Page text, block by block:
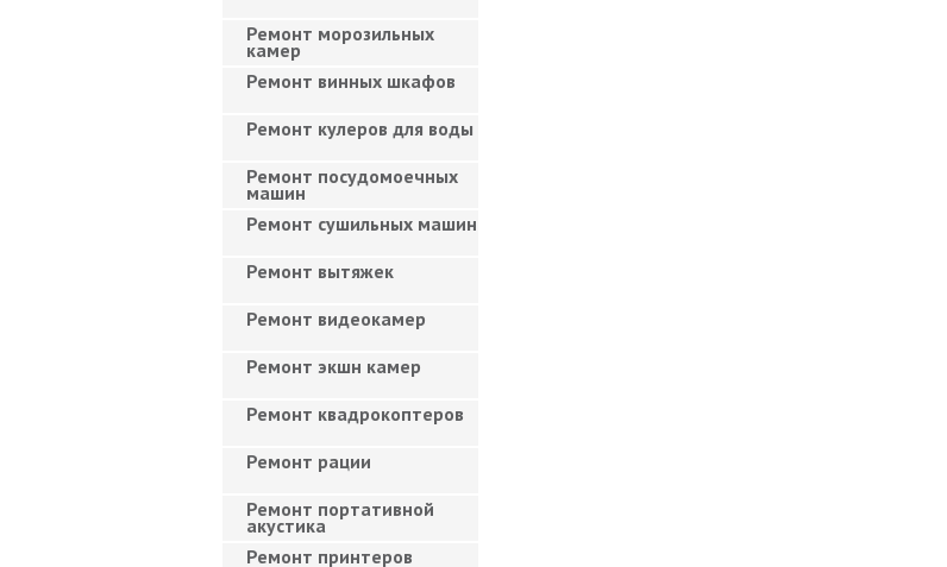
Ремонт морозильных
камер
Ремонт винных шкафов
Ремонт кулеров для воды
Ремонт посудомоечных
машин
Ремонт сушильных машин
Ремонт вытяжек
Ремонт видеокамер
Ремонт экшн камер
Ремонт квадрокоптеров
Ремонт рации
Ремонт портативной
акустика
Ремонт принтеров